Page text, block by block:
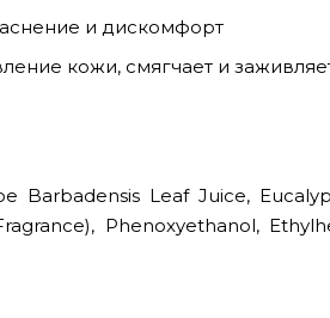
и дискомфорт
кожи, смягчает и
Barbadensis Leaf Juice,
Phenoxyethanol,